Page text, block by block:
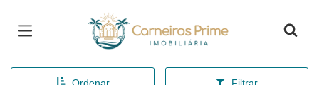
Página inicial
Ordenar Filtrar